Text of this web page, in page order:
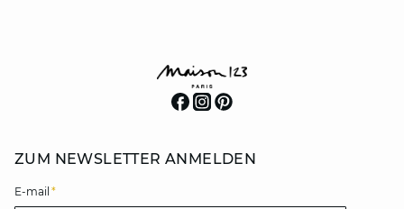
ZUM NEWSLETTER ANMELDEN
E-mail *